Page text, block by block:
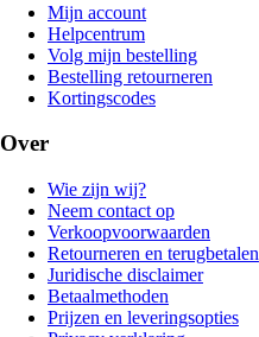
Mijn account
Helpcentrum
Volg mijn bestelling
Bestelling retourneren
Kortingscodes
Over
Wie zijn wij?
Neem contact op
Verkoopvoorwaarden
Retourneren en terugbetalen
Juridische disclaimer
Betaalmethoden
Prijzen en leveringsopties